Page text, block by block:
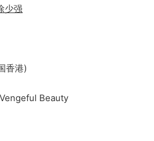
少强
香港)
Beauty